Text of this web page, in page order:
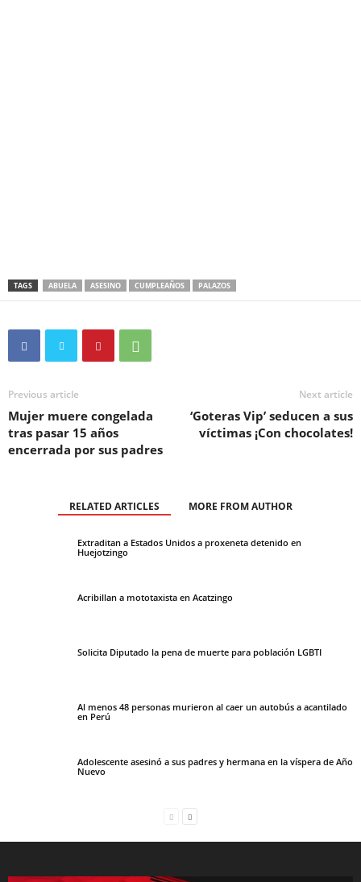
TAGS ABUELA ASESINO CUMPLEAÑOS PALAZOS
Previous article
Mujer muere congelada
tras pasar 15 años
encerrada por sus padres
Next article
‘Goteras Vip’ seducen a sus
víctimas ¡Con chocolates!
RELATED ARTICLES MORE FROM AUTHOR
Extraditan a Estados Unidos a proxeneta detenido en
Huejotzingo
Acribillan a mototaxista en Acatzingo
Solicita Diputado la pena de muerte para población LGBTI
Al menos 48 personas murieron al caer un autobús a acantilado
en Perú
Adolescente asesinó a sus padres y hermana en la víspera de Año
Nuevo